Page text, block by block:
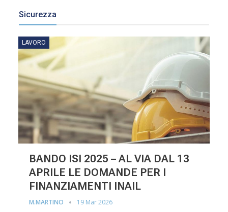
Sicurezza
LAVORO
BANDO ISI 2025 – AL VIA DAL 13
APRILE LE DOMANDE PER I
FINANZIAMENTI INAIL
M.MARTINO 19 Mar 2026